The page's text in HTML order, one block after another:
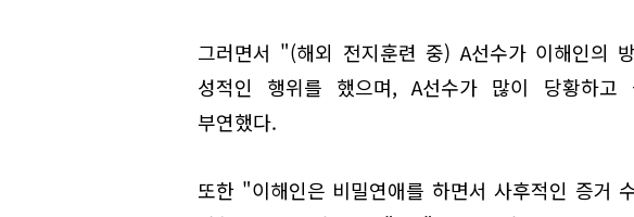
그러면서 "(해외 전지훈련 중) A선수가 이해인의
성적인 행위를 했으며, A선수가 많이 당황하고
부연했다.
또한 "이해인은 비밀연애를 하면서 사후적인 증거